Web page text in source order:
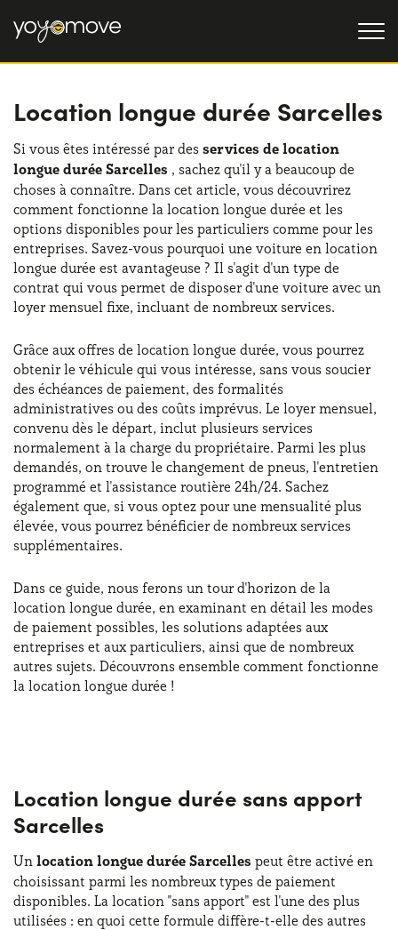
OFFRE LLD
Particulier
Professionnel
LLD OCCASION
QUI NOUS SOMMES
Notre histoire
Travailler avec nous
FONCTIONNEMENT
NOS AVANTAGES
Besoin d'aide ?
Location longue durée Sarcelles
Si vous êtes intéressé par des services de location
longue durée Sarcelles , sachez qu'il y a beaucoup de
choses à connaître. Dans cet article, vous découvrirez
comment fonctionne la location longue durée et les
options disponibles pour les particuliers comme pour les
entreprises. Savez-vous pourquoi une voiture en location
longue durée est avantageuse ? Il s'agit d'un type de
contrat qui vous permet de disposer d'une voiture avec un
loyer mensuel fixe, incluant de nombreux services.
Grâce aux offres de location longue durée, vous pourrez
obtenir le véhicule qui vous intéresse, sans vous soucier
des échéances de paiement, des formalités
administratives ou des coûts imprévus. Le loyer mensuel,
convenu dès le départ, inclut plusieurs services
normalement à la charge du propriétaire. Parmi les plus
demandés, on trouve le changement de pneus, l'entretien
programmé et l'assistance routière 24h/24. Sachez
également que, si vous optez pour une mensualité plus
élevée, vous pourrez bénéficier de nombreux services
supplémentaires.
Dans ce guide, nous ferons un tour d'horizon de la
location longue durée, en examinant en détail les modes
de paiement possibles, les solutions adaptées aux
entreprises et aux particuliers, ainsi que de nombreux
autres sujets. Découvrons ensemble comment fonctionne
la location longue durée !
Location longue durée sans apport
Sarcelles
Un location longue durée Sarcelles peut être activé en
choisissant parmi les nombreux types de paiement
disponibles. La location "sans apport" est l'une des plus
utilisées : en quoi cette formule diffère-t-elle des autres